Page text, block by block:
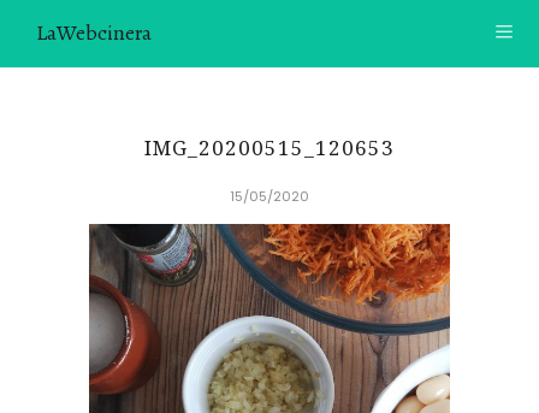
LaWebcinera
CONTACTO
SOBRE MÍ
¿TE GUSTARÍA UNIRTE A NUESTRA AVENTURA GASTRON
ÚNETE A LA NEWSLETTER
IMG_20200515_120653
15/05/2020